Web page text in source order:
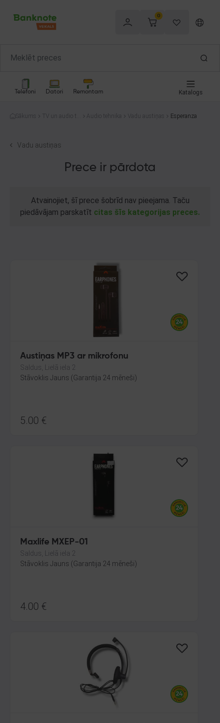
0
Telefoni Datori Remontam Katalogs
Sākums
TV un audio te
Audio tehnika Vadu austiņas Esperanza
Vadu austiņas
Prece ir pārdota
Atvainojiet, šī prece šobrīd nav pieejama. Taču
piedāvājam parskatīt citas šīs kategorijas preces.
Austiņas MP3 ar mikrofonu
Saldus, Lielā iela 2
Stāvoklis Jauns (Garantija 24 mēneši)
5.00 €
Maxlife MXEP-01
Saldus, Lielā iela 2
Stāvoklis Jauns (Garantija 24 mēneši)
4.00 €